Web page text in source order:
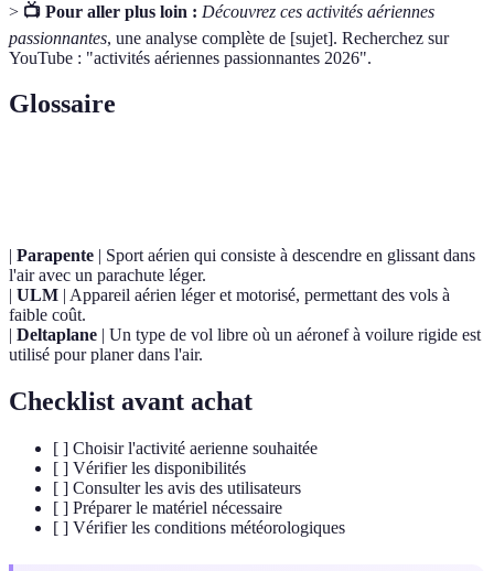
> 📺 Pour aller plus loin : Découvrez ces activités aériennes
passionnantes, une analyse complète de [sujet]. Recherchez sur
YouTube : "activités aériennes passionnantes 2026".
Glossaire
| Parapente | Sport aérien qui consiste à descendre en glissant dans
l'air avec un parachute léger.
| ULM | Appareil aérien léger et motorisé, permettant des vols à
faible coût.
| Deltaplane | Un type de vol libre où un aéronef à voilure rigide est
utilisé pour planer dans l'air.
Checklist avant achat
[ ] Choisir l'activité aerienne souhaitée
[ ] Vérifier les disponibilités
[ ] Consulter les avis des utilisateurs
[ ] Préparer le matériel nécessaire
[ ] Vérifier les conditions météorologiques